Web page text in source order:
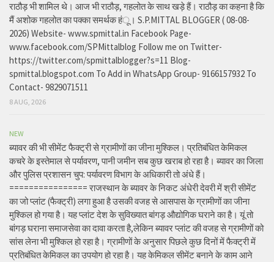
राठौड़ भी शामिल थे। आज भी राठौड़, गहलोत के साथ खड़े हैं। राठौड़ का कहना है कि
मैं अशोक गहलोत का पक्का समर्थक हंू। S.P.MITTAL BLOGGER ( 08-08-
2026) Website- www.spmittal.in Facebook Page-
www.facebook.com/SPMittalblog Follow me on Twitter-
https://twitter.com/spmittalblogger?s=11 Blog-
spmittal.blogspot.com To Add in WhatsApp Group- 9166157932 To
Contact- 9829071511
8 AUG, 2026
NEW
ब्यावर की भी सीमेंट फैक्ट्री से ग्रामीणों का जीना मुश्किल। प्रतिबंधित केमिकल
कचरे के इस्तेमाल से पर्यावरण, पानी जमीन सब कुछ खराब हो रहा है। ब्यावर का जिला
और पुलिस प्रशासन चुप: पर्यावरण विभाग के अधिकारी तो अंधे हैं।
================ राजस्थान के ब्यावर के निकट अंधेरी देवरी में श्री सीमेंट
का जो प्लांट (फैक्ट्री) लगा हुआ है उसकी वजह से आसपास के ग्रामीणों का जीना
मुश्किल हो गया है। यह प्लांट देश के सुविख्यात बांगड़ औद्योगिक घराने का है। यूं तो
बांगड़ घराना समाजसेवा का दावा करता है,लेकिन ब्यावर प्लांट की वजह से ग्रामीणों को
सांस लेना भी मुश्किल हो रहा है। ग्रामीणों के अनुसार पिछले कुछ दिनों में फैक्ट्री में
प्रतिबंधित केमिकल का उपयोग हो रहा है। यह केमिकल सीमेंट बनाने के काम आने